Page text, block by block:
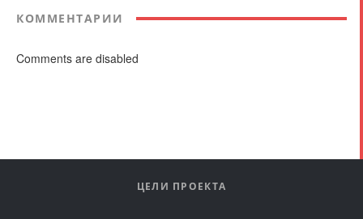
КОММЕНТАРИИ
Comments are disabled
ЦЕЛИ ПРОЕКТА